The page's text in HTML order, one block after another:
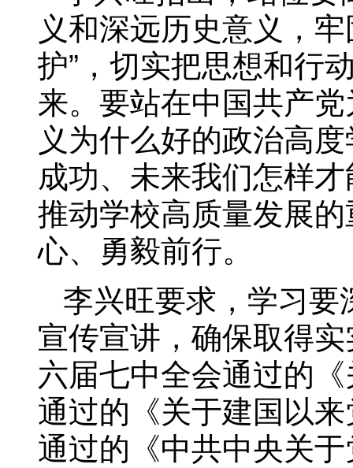
义和深远历史意义，牢
护”，切实把思想和行
来。要站在中国共产
义为什么好的政治高
成功、未来我们怎样
推动学校高质量发展
心、勇毅前行。
李兴旺要求，学习
宣传宣讲，确保取得
六届七中全会通过的
通过的《关于建国以
通过的《中共中央关